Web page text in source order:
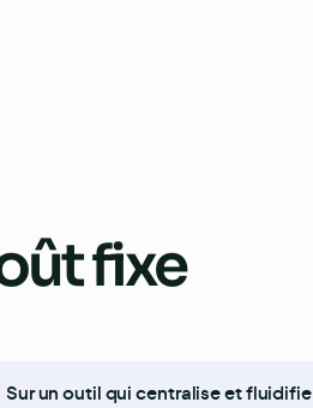
fixe
Bienvenue Théo !
Sur un outil qui centralise et fluidifie